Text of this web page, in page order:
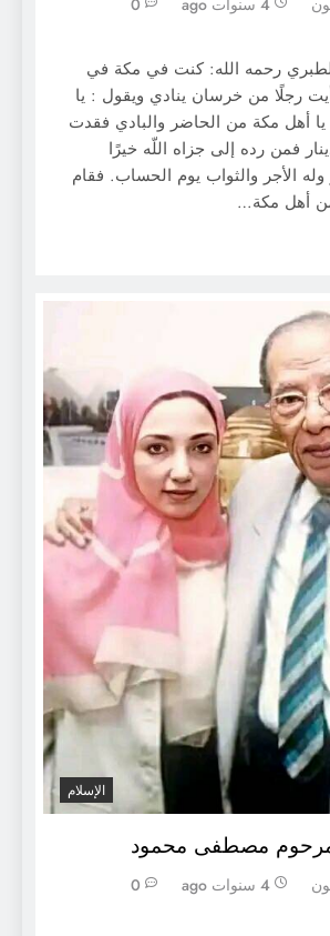
رحمه الله: كنت في مكة في
رجلًا من خرسان ينادي ويقول : يا
أهل مكة من الحاضر والبادي فقدت
فمن رده إلى جزاه اللّه خيرًا
وله الأجر والثواب يوم الحساب. فقام
أهل مكة…
الإسلام
مصطفى محمود
4 سنوات ago
0